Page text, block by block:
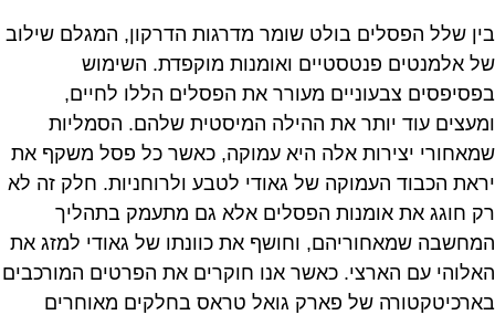
בין שלל הפסלים בולט שומר מדרגות הדרקון, המגלם שילוב
של אלמנטים פנטסטיים ואומנות מוקפדת. השימוש
בפסיפסים צבעוניים מעורר את הפסלים הללו לחיים,
ומעצים עוד יותר את ההילה המיסטית שלהם. הסמליות
שמאחורי יצירות אלה היא עמוקה, כאשר כל פסל משקף את
יראת הכבוד העמוקה של גאודי לטבע ולרוחניות. חלק זה לא
רק חוגג את אומנות הפסלים אלא גם מתעמק בתהליך
המחשבה שמאחוריהם, וחושף את כוונתו של גאודי למזג את
האלוהי עם הארצי. כאשר אנו חוקרים את הפרטים המורכבים
בארכיטקטורה של פארק גואל טראס בחלקים מאוחרים